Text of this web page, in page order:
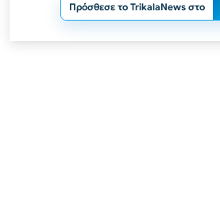
Πρόσθεσε το TrikalaNews στο